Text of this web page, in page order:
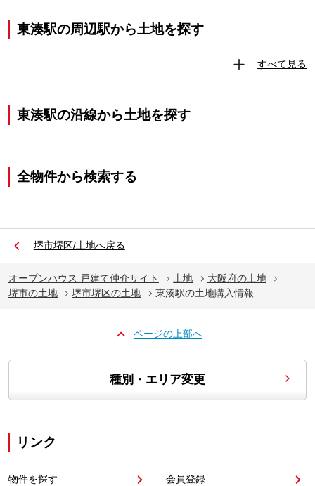
東湊駅の周辺駅から土地を探す
すべて見る
東湊駅の沿線から土地を探す
全物件から検索する
堺市堺区/土地へ戻る
オープンハウス 戸建て仲介サイト 土地
大阪府の土地
堺市の土地
堺市堺区の土地 東湊駅の土地購入情報
ページの上部へ
種別・エリア変更
リンク
物件を探す 会員登録